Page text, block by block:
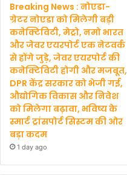
Breaking News : नोएडा-
ग्रेटर नोएडा को मिलेगी बड़ी
कनेक्टिविटी, मेट्रो, नमो भारत
और जेवर एयरपोर्ट एक नेटवर्क
से होंगे जुड़े, जेवर एयरपोर्ट की
कनेक्टिविटी होगी और मजबूत,
DPR केंद्र सरकार को भेजी गई,
औद्योगिक विकास और निवेश
को मिलेगा बढ़ावा, भविष्य के
स्मार्ट ट्रांसपोर्ट सिस्टम की ओर
बड़ा कदम
1 day ago